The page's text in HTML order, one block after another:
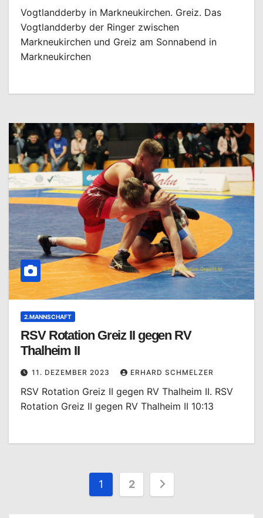
Vogtlandderby in Markneukirchen. Greiz. Das
Vogtlandderby der Ringer zwischen
Markneukirchen und Greiz am Sonnabend in
Markneukirchen
2.MANNSCHAFT
RSV Rotation Greiz II gegen RV
Thalheim II
11. DEZEMBER 2023 ERHARD SCHMELZER
RSV Rotation Greiz II gegen RV Thalheim II. RSV
Rotation Greiz II gegen RV Thalheim II 10:13
Seitennummerierung
1 2